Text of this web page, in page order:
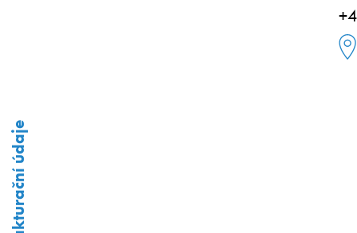
Fakturační údaje